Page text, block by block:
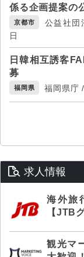
係る企画提案の
京都市
公益社団
日
日韓相互誘客
募
福岡県 福岡県庁
求人情報
海外旅
【JTB
観光マ